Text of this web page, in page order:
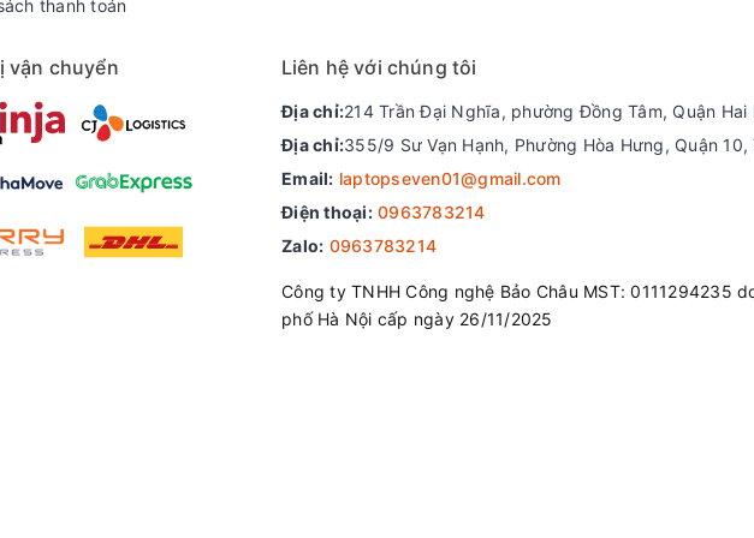
tâm nền Wide View Angle (WVA) góc nhìn rộng hơn lên đến 178 độ. Điều này đồng
hình ảnh vẫn hiển thị rõ ràng như ngồi chính diện.
Inspiron 7420 2 in 1 cũng được đánh giá cao. Nhìn chung nó mang đến chất lượng tốt,
thanh toán
vận chuyển Liên hệ với chúng tôi
Địa chỉ:214 Trần Đại Nghĩa, phường Đồng Tâm, Quận Hai
Địa chỉ:355/9 Sư Vạn Hạnh, Phường Hòa Hưng, Quận 10,
Email: laptopseven01@gmail.com
Điện thoại: 0963783214
Zalo: 0963783214
Công ty TNHH Công nghệ Bảo Châu MST: 0111294235
phố Hà Nội cấp ngày 26/11/2025